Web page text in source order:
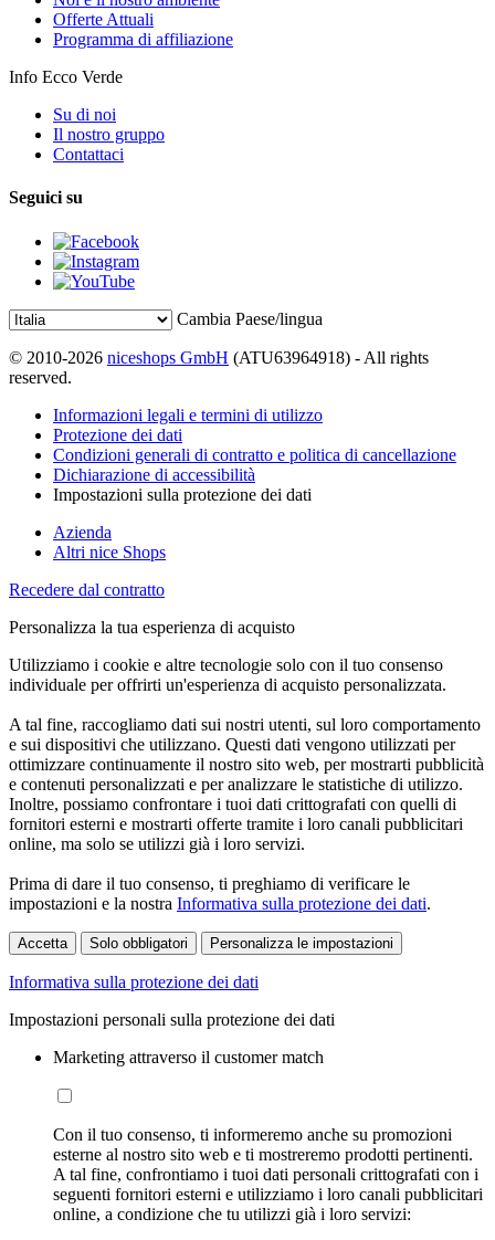
Offerte Attuali
Programma di affiliazione
Info Ecco Verde
Su di noi
Il nostro gruppo
Contattaci
Seguici su
Cambia Paese/lingua
© 2010-2026 niceshops GmbH (ATU63964918) - All rights
reserved.
Informazioni legali e termini di utilizzo
Protezione dei dati
Condizioni generali di contratto e politica di cancellazione
Dichiarazione di accessibilità
Impostazioni sulla protezione dei dati
Azienda
Altri nice Shops
Recedere dal contratto
Personalizza la tua esperienza di acquisto
Utilizziamo i cookie e altre tecnologie solo con il tuo consenso
individuale per offrirti un'esperienza di acquisto personalizzata.
A tal fine, raccogliamo dati sui nostri utenti, sul loro comportamento
e sui dispositivi che utilizzano. Questi dati vengono utilizzati per
ottimizzare continuamente il nostro sito web, per mostrarti pubblicità
e contenuti personalizzati e per analizzare le statistiche di utilizzo.
Inoltre, possiamo confrontare i tuoi dati crittografati con quelli di
fornitori esterni e mostrarti offerte tramite i loro canali pubblicitari
online, ma solo se utilizzi già i loro servizi.
Prima di dare il tuo consenso, ti preghiamo di verificare le
impostazioni e la nostra Informativa sulla protezione dei dati.
Accetta Solo obbligatori Personalizza le impostazioni
Informativa sulla protezione dei dati
Impostazioni personali sulla protezione dei dati
Marketing attraverso il customer match
Con il tuo consenso, ti informeremo anche su promozioni
esterne al nostro sito web e ti mostreremo prodotti pertinenti.
A tal fine, confrontiamo i tuoi dati personali crittografati con i
seguenti fornitori esterni e utilizziamo i loro canali pubblicitari
online, a condizione che tu utilizzi già i loro servizi: